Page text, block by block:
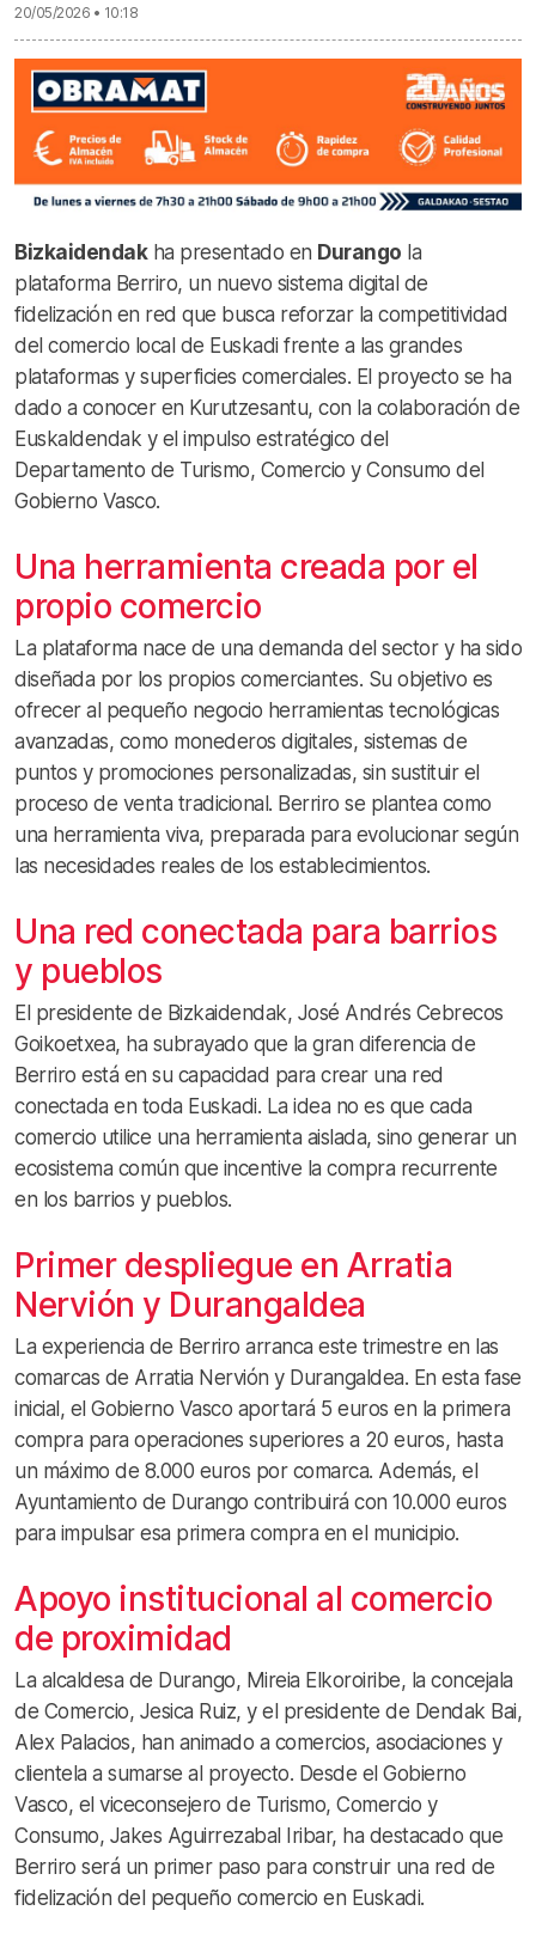
20/05/2026 • 10:18
Bizkaidendakha presentado en Durango la
plataforma Berriro, un nuevo sistema digital de
fidelización en red que busca reforzar la competitividad
del comercio local de Euskadi frente a las grandes
plataformas y superficies comerciales. El proyecto se ha
dado a conocer en Kurutzesantu, con la colaboración de
Euskaldendak y el impulso estratégico del
Departamento de Turismo, Comercio y Consumo del
Gobierno Vasco.
Una herramienta creada por el
propio comercio
La plataforma nace de una demanda del sector y ha sido
diseñada por los propios comerciantes. Su objetivo es
ofrecer al pequeño negocio herramientas tecnológicas
avanzadas, como monederos digitales, sistemas de
puntos y promociones personalizadas, sin sustituir el
proceso de venta tradicional. Berriro se plantea como
una herramienta viva, preparada para evolucionar según
las necesidades reales de los establecimientos.
Una red conectada para barrios
y pueblos
El presidente de Bizkaidendak, José Andrés Cebrecos
Goikoetxea, ha subrayado que la gran diferencia de
Berriro está en su capacidad para crear una red
conectada en toda Euskadi. La idea no es que cada
comercio utilice una herramienta aislada, sino generar un
ecosistema común que incentive la compra recurrente
en los barrios y pueblos.
Primer despliegue en Arratia
Nervión y Durangaldea
La experiencia de Berriro arranca este trimestre en las
comarcas de Arratia Nervión y Durangaldea. En esta fase
inicial, el Gobierno Vasco aportará 5 euros en la primera
compra para operaciones superiores a 20 euros, hasta
un máximo de 8.000 euros por comarca. Además, el
Ayuntamiento de Durango contribuirá con 10.000 euros
para impulsar esa primera compra en el municipio.
Apoyo institucional al comercio
de proximidad
La alcaldesa de Durango, Mireia Elkoroiribe, la concejala
de Comercio, Jesica Ruiz, y el presidente de Dendak Bai,
Alex Palacios, han animado a comercios, asociaciones y
clientela a sumarse al proyecto. Desde el Gobierno
Vasco, el viceconsejero de Turismo, Comercio y
Consumo, Jakes Aguirrezabal Iribar, ha destacado que
Berriro será un primer paso para construir una red de
fidelización del pequeño comercio en Euskadi.